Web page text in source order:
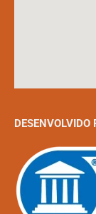
DESENVOLVIDO